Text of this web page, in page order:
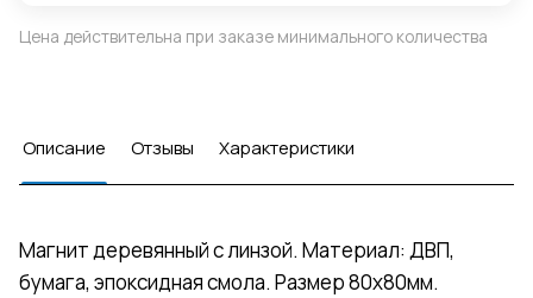
Цена действительна при заказе минимального количества
Описание Отзывы Характеристики
Магнит деревянный с линзой. Материал: ДВП,
бумага, эпоксидная смола. Размер 80х80мм.